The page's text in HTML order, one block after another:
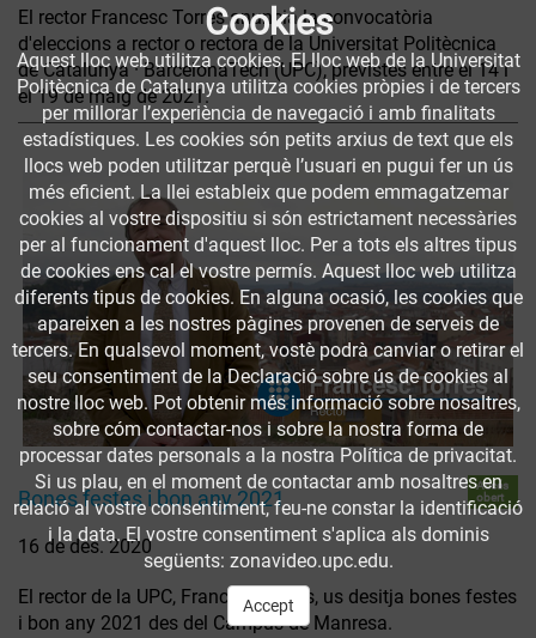
El rector Francesc Torres anuncia la convocatòria
d'eleccions a rector o rectora de la Universitat Politècnica
de Catalunya · BarcelonaTech (UPC), previstes entre el 14 i
el 19 de maig de 2021.
Bones festes i bon any 2021
Accés
obert
16 de des. 2020
El rector de la UPC, Francesc Torres, us desitja bones festes
i bon any 2021 des del Campus de Manresa.
Cookies
Aquest lloc web utilitza cookies. El lloc web de la Universitat
Politècnica de Catalunya utilitza cookies pròpies i de tercers
per millorar l’experiència de navegació i amb finalitats
estadístiques. Les cookies són petits arxius de text que els
llocs web poden utilitzar perquè l’usuari en pugui fer un ús
més eficient. La llei estableix que podem emmagatzemar
cookies al vostre dispositiu si són estrictament necessàries
per al funcionament d'aquest lloc. Per a tots els altres tipus
de cookies ens cal el vostre permís. Aquest lloc web utilitza
diferents tipus de cookies. En alguna ocasió, les cookies que
apareixen a les nostres pàgines provenen de serveis de
tercers. En qualsevol moment, vostè podrà canviar o retirar el
seu consentiment de la Declaració sobre ús de cookies al
nostre lloc web. Pot obtenir més informació sobre nosaltres,
sobre cóm contactar-nos i sobre la nostra forma de
processar dates personals a la nostra Política de privacitat.
Si us plau, en el moment de contactar amb nosaltres en
relació al vostre consentiment, feu-ne constar la identificació
i la data. El vostre consentiment s'aplica als dominis
següents: zonavideo.upc.edu.
Accept